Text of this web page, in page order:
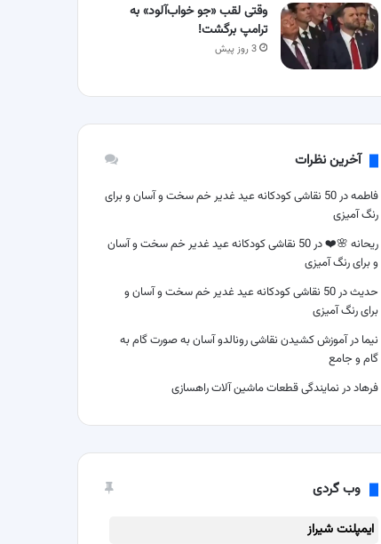
وقتی لقب «جو خواب‌آلود» به
ترامپ برگشت!
3 روز پیش
آخرین نظرات
فاطمهدر
50 نقاشی کودکانه عید غدیر خم سخت و آسان و برای
رنگ آمیزی
ریحانه 🌸❤️در
50 نقاشی کودکانه عید غدیر خم سخت و آسان
و برای رنگ آمیزی
حدیثدر
50 نقاشی کودکانه عید غدیر خم سخت و آسان و
برای رنگ آمیزی
نیما درآموزش کشیدن نقاشی رونالدو آسان به صورت گام به
گام و جامع
فرهاددر نمایندگی قطعات ماشین آلات راهسازی
وب گردی
ایمپلنت شیراز